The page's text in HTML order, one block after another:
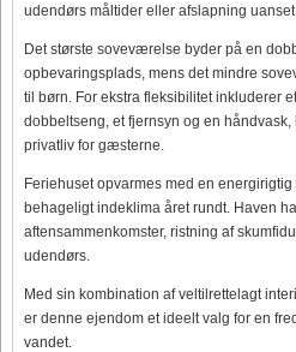
udendørs måltider eller afslapning
Det største soveværelse byder på en
opbevaringsplads, mens det mindre
til børn. For ekstra fleksibilitet inkluderer
dobbeltseng, et fjernsyn og en
privatliv for gæsterne.
Feriehuset opvarmes med en
behageligt indeklima året rundt. Haven
aftensammenkomster, ristning af
udendørs.
Med sin kombination af veltilrettelagt
er denne ejendom et ideelt valg for en
vandet.